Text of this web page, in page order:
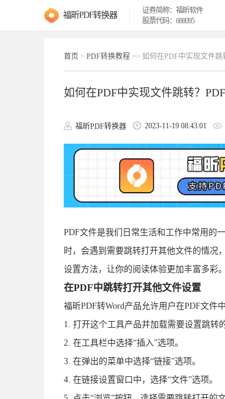
福昕PDF转换器
证券简称：福昕软件
股票代码：688095
首页 > PDF转换教程 >> 如何在PDF中实现文件跳
如何在PDF中实现文件跳转？
福昕PDF转换器 2023-11-19 08:43:01
PDF文件是我们日常生活和工作中常用的
时，会遇到需要跳转打开其他文件的情况
设置方法，让你的阅读体验更加丰富多彩
在PDF中跳转打开其他文件设置
福昕PDF转Word产品允许用户在PDF文件
1. 打开这个工具产品并加载需要设置跳转
2. 在工具栏中选择“插入”选项。
3. 在弹出的菜单中选择“链接”选项。
4. 在链接设置窗口中，选择“文件”选项。